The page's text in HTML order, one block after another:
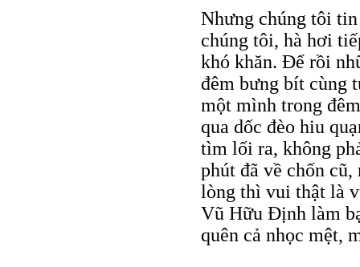
Nhưng chúng tôi
chúng tôi, hà hơi
khó khăn. Ðể rồi
đêm bưng bít cùng
một mình trong
qua dốc đèo hiu
tìm lối ra, không
phút đã về chốn
lòng thì vui thật là
Vũ Hữu Định làm
quên cả nhọc mệt,